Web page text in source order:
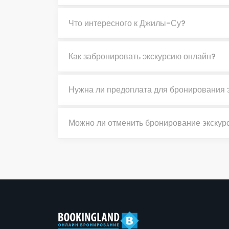
Что интересного к Джилы-Су?
Как забронировать экскурсию онлайн?
Нужна ли предоплата для бронирования
Можно ли отменить бронирование